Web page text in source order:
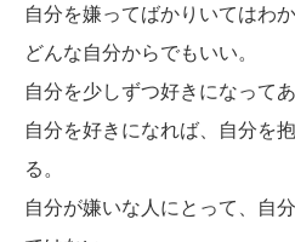
自分を嫌ってばかりいてはわ
どんな自分からでもいい。
自分を少しずつ好きになってあ
自分を好きになれば、自分を
る。
自分が嫌いな人にとって、自